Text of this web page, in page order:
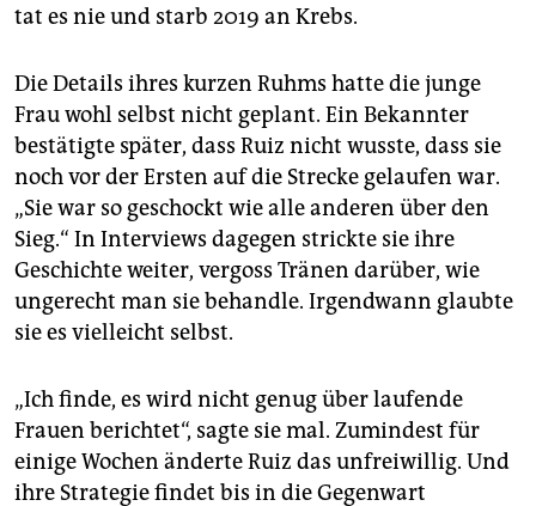
tat es nie und starb 2019 an Krebs.
Die Details ihres kurzen Ruhms hatte die junge
Frau wohl selbst nicht geplant. Ein Bekannter
bestätigte später, dass Ruiz nicht wusste, dass sie
noch vor der Ersten auf die Strecke gelaufen war.
„Sie war so geschockt wie alle anderen über den
Sieg.“ In Interviews dagegen strickte sie ihre
Geschichte weiter, vergoss Tränen darüber, wie
ungerecht man sie behandle. Irgendwann glaubte
sie es vielleicht selbst.
„Ich finde, es wird nicht genug über laufende
Frauen berichtet“, sagte sie mal. Zumindest für
einige Wochen änderte Ruiz das unfreiwillig. Und
ihre Strategie findet bis in die Gegenwart